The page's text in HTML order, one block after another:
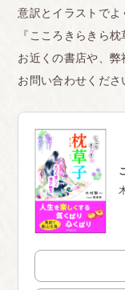
意訳とイラストでよ
『こころきらきら
お近くの書店や、
お問い合わせくださ